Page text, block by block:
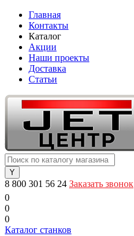
Главная
Контакты
Каталог
Акции
Наши проекты
Доставка
Статьи
8 800 301 56 24 Заказать звонок
0
0
0
Каталог станков